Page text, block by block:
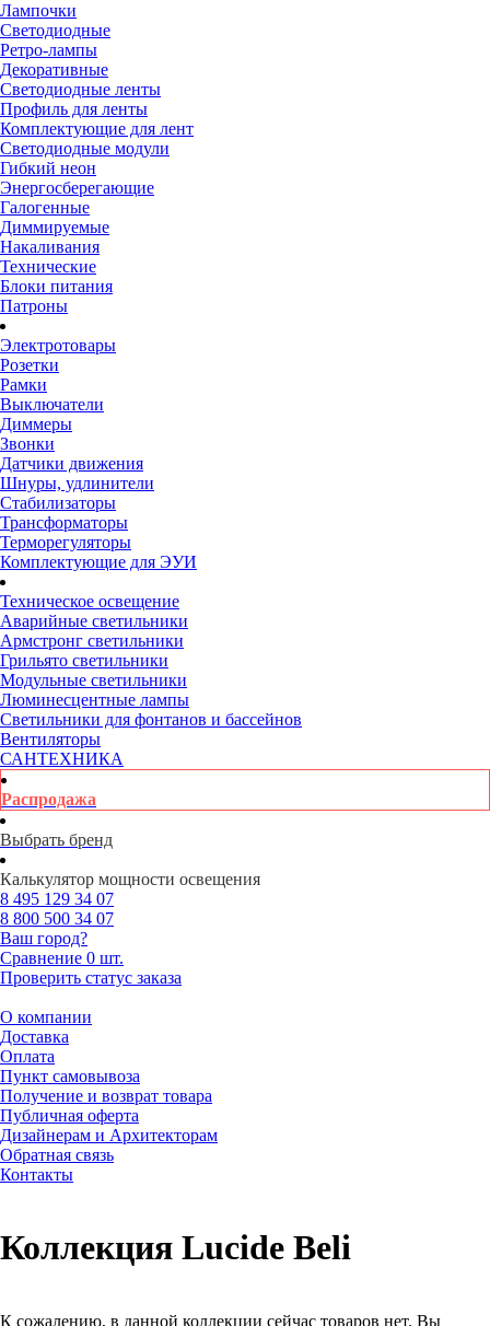
Лампочки
Светодиодные
Ретро-лампы
Декоративные
Светодиодные ленты
Профиль для ленты
Комплектующие для лент
Светодиодные модули
Гибкий неон
Энергосберегающие
Галогенные
Диммируемые
Накаливания
Технические
Блоки питания
Патроны
Электротовары
Розетки
Рамки
Выключатели
Диммеры
Звонки
Датчики движения
Шнуры, удлинители
Стабилизаторы
Трансформаторы
Терморегуляторы
Комплектующие для ЭУИ
Техническое освещение
Аварийные светильники
Армстронг светильники
Грильято светильники
Модульные светильники
Люминесцентные лампы
Светильники для фонтанов и бассейнов
Вентиляторы
САНТЕХНИКА
Распродажа
Выбрать бренд
Калькулятор мощности освещения
8 495 129 34 07
8 800 500 34 07
Ваш город?
Сравнение 0 шт.
Проверить статус заказа
О компании
Доставка
Оплата
Пункт самовывоза
Получение и возврат товара
Публичная оферта
Дизайнерам и Архитекторам
Обратная связь
Контакты
Коллекция Lucide Beli
К сожалению, в данной коллекции сейчас товаров нет. Вы